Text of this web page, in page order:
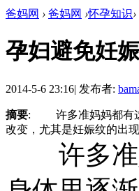
爸妈网 › 爸妈网 ›怀孕知识›
孕妇避免妊
2014-5-6 23:16| 发布者:
摘要: 许多准妈妈都有这
改变，尤其是妊娠纹的出
许多准